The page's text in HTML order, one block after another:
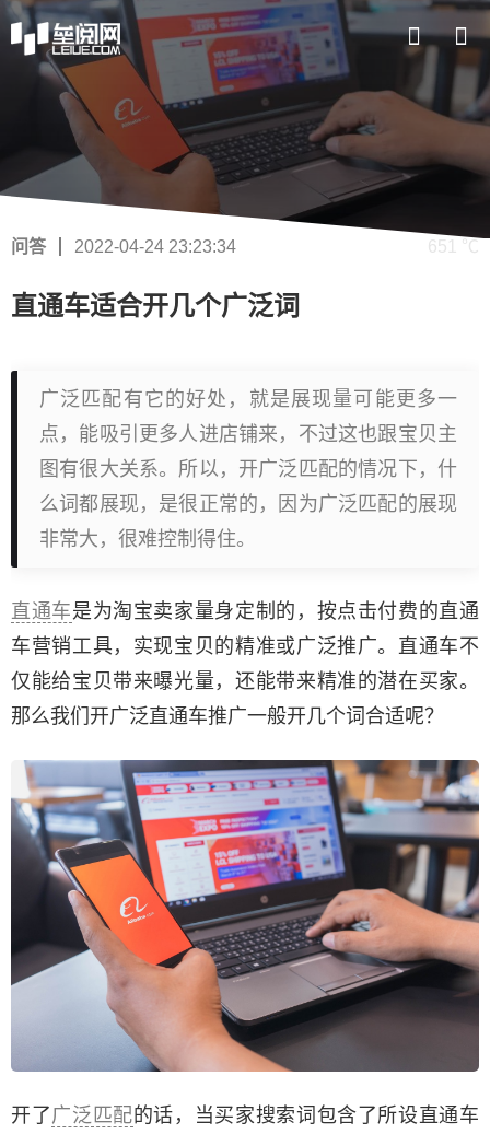
问答 2022-04-24 23:23:34 651 ℃
直通车适合开几个广泛词
广泛匹配有它的好处，就是展现量可能更多一
点，能吸引更多人进店铺来，不过这也跟宝贝主
图有很大关系。所以，开广泛匹配的情况下，什
么词都展现，是很正常的，因为广泛匹配的展现
非常大，很难控制得住。
直通车是为淘宝卖家量身定制的，按点击付费的直通
车营销工具，实现宝贝的精准或广泛推广。直通车不
仅能给宝贝带来曝光量，还能带来精准的潜在买家。
那么我们开广泛直通车推广一般开几个词合适呢？
开了广泛匹配的话，当买家搜索词包含了所设直通车